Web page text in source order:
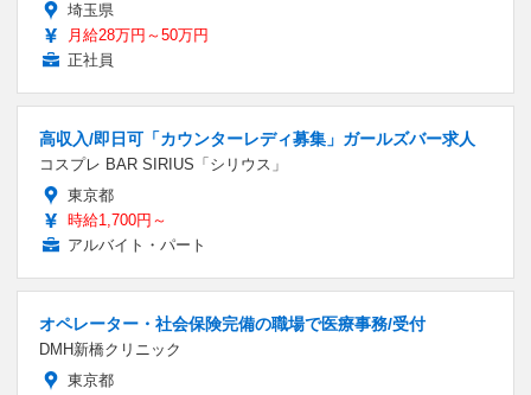
埼玉県
月給28万円～50万円
正社員
高収入/即日可「カウンターレディ募集」ガールズバー求人
コスプレ BAR SIRIUS「シリウス」
東京都
時給1,700円～
アルバイト・パート
オペレーター・社会保険完備の職場で医療事務/受付
DMH新橋クリニック
東京都